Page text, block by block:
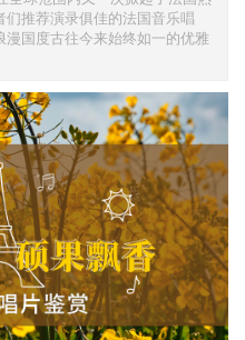
推荐演录俱佳的法国音乐唱
漫国度古往今来始终如一的优雅